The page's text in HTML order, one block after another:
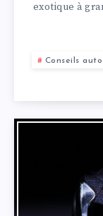
exotique à
Conseils auto